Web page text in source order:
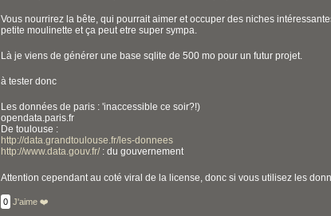
Vous nourrirez la bête, qui pourrait aimer et occuper des niches
petite moulinette et ça peut etre super sympa.
Là je viens de générer une base sqlite de 500 mo pour un futur projet.
à tester donc
Les données de paris : 'inaccessible ce soir?!)
opendata.paris.fr
De toulouse :
http://data.grandtoulouse.fr/les-donnees
http://www.data.gouv.fr/: du gouvernement
Attention cependant au coté viral de la license, donc si vous utilisez les
0 J'aime ❤️